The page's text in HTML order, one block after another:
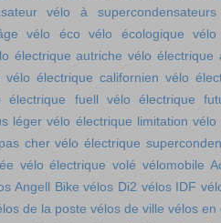
vélo à supercondensateurs
vélo éco vélo écologique
électrique autriche vélo électrique
vélo électrique californien vélo
électrique fuell
vélo électrique
léger vélo électrique limitation vélo
cher vélo électrique
vélo électrique volé vélomobile
Angell Bike vélos Di2 vélos IDF
de la poste vélos de ville vélos en